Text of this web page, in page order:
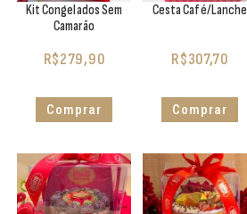
Kit Congelados Sem
Camarão
R$279,90
Comprar
Cesta Café/Lanche
R$307,70
Comprar